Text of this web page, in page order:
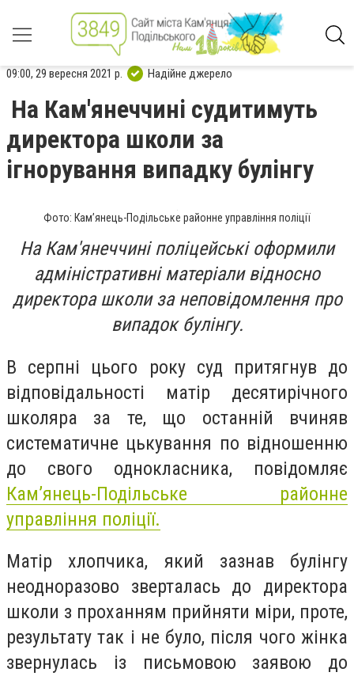
09:00, 29 вересня 2021 р. Надійне джерело
На Кам'янеччині судитимуть
директора школи за
ігнорування випадку булінгу
Фото: Кам’янець-Подільське районне управління поліції
На Кам'янеччині поліцейські оформили
адміністративні матеріали відносно
директора школи за неповідомлення про
випадок булінгу.
В серпні цього року суд притягнув до
відповідальності матір десятирічного
школяра за те, що останній вчиняв
систематичне цькування по відношенню
до свого однокласника, повідомляє
Кам’янець-Подільське районне
управління поліції.
Матір хлопчика, який зазнав булінгу
неодноразово зверталась до директора
школи з проханням прийняти міри, проте,
результату так і не було, після чого жінка
звернулась із письмовою заявою до